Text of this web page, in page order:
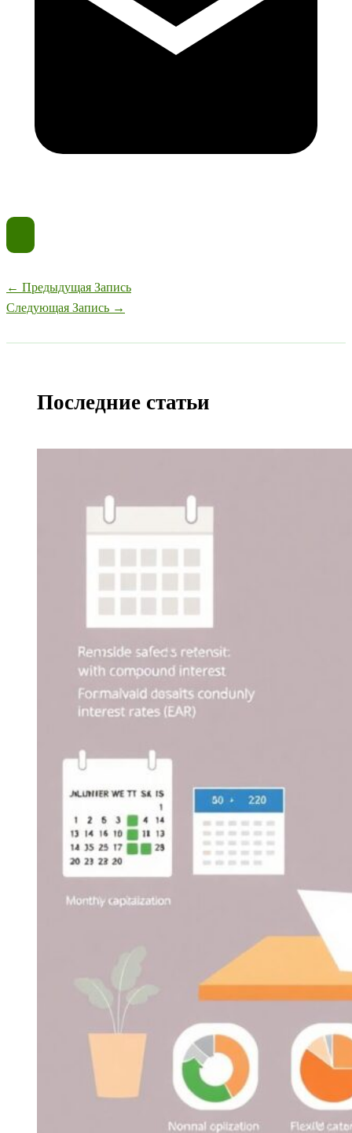
← Предыдущая Запись
Следующая Запись →
Последние статьи